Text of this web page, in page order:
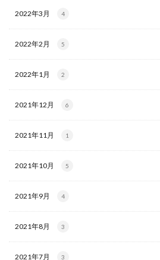
2022年3月 4
2022年2月 5
2022年1月 2
2021年12月 6
2021年11月 1
2021年10月 5
2021年9月 4
2021年8月 3
2021年7月 3